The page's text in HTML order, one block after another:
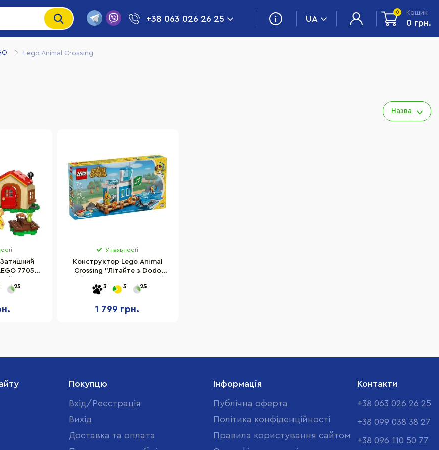
+38 063 026 26 25 UA
0 Кошик
0 грн.
Lego Animal Crossing
Назва
77058,
25
У наявності
Конструктор Lego Animal
Crossing "Літайте з Dodo
3 5 25
1 799 грн.
Покупцю
Вхід/Реєстрація
Вихід
Доставка та оплата
Інформація
Публічна оферта
Політика конфіденційності
Правила користування сайтом
Контакти
+38 063 026 26 25
+38 099 038 38 27
+38 096 110 50 77